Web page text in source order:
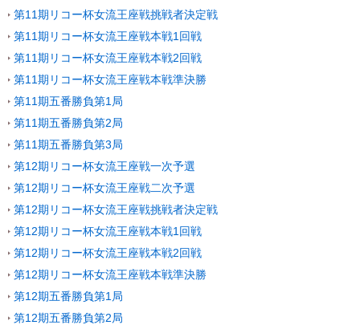
第11期リコー杯女流王座戦挑戦者決定戦
第11期リコー杯女流王座戦本戦1回戦
第11期リコー杯女流王座戦本戦2回戦
第11期リコー杯女流王座戦本戦準決勝
第11期五番勝負第1局
第11期五番勝負第2局
第11期五番勝負第3局
第12期リコー杯女流王座戦一次予選
第12期リコー杯女流王座戦二次予選
第12期リコー杯女流王座戦挑戦者決定戦
第12期リコー杯女流王座戦本戦1回戦
第12期リコー杯女流王座戦本戦2回戦
第12期リコー杯女流王座戦本戦準決勝
第12期五番勝負第1局
第12期五番勝負第2局